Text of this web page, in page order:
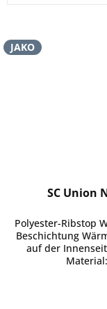
JAKO
SC Union
Polyester-Ribstop
Beschichtung
auf der